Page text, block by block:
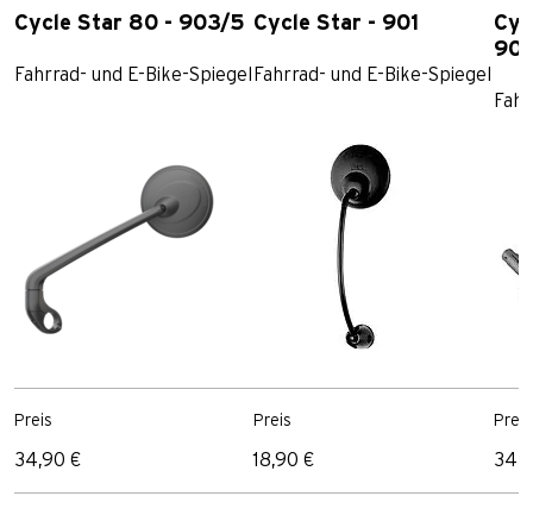
Cycle Star 80 - 903/5
Fahrrad- und E-Bike-Spiegel
Preis
34,90 €
Cycle Star - 901
Fahrrad- und E-Bike-Spiegel
Preis
18,90 €
Preis